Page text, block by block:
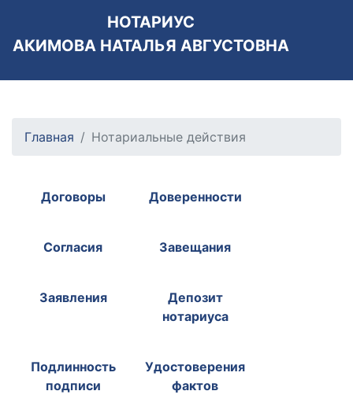
НОТАРИУС
АКИМОВА НАТАЛЬЯ АВГУСТОВНА
Главная Нотариальные действия
Договоры Доверенности
Согласия Завещания
Заявления
Депозит
нотариуса
Подлинность
подписи
Удостоверения
фактов